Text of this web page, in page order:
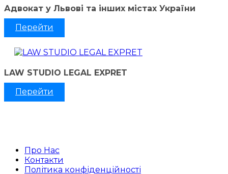
Адвокат у Львові та інших містах України
Перейти
LAW STUDIO LEGAL EXPRET
Перейти
Про Нас
Контакти
Політика конфіденційності